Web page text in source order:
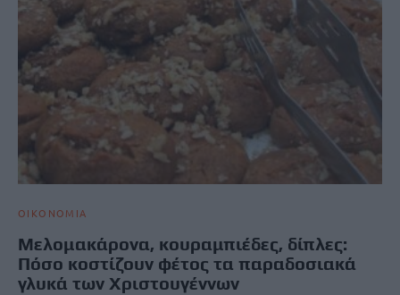
ΟΙΚΟΝΟΜΙΑ
Μελομακάρονα, κουραμπιέδες, δίπλες:
Πόσο κοστίζουν φέτος τα παραδοσιακά
γλυκά των Χριστουγέννων